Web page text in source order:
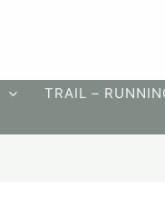
TRAIL –